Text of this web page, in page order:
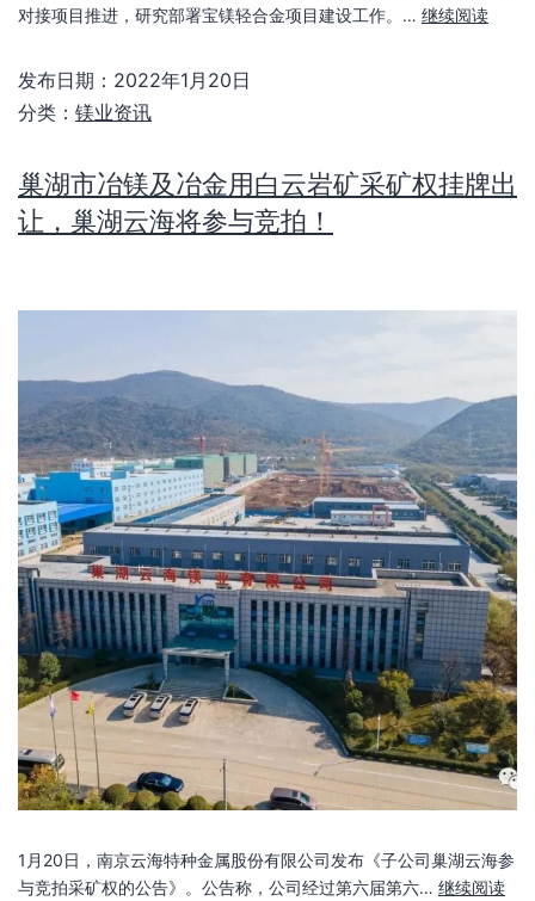
对接项目推进，研究部署宝镁轻合金项目建设工作。… 继续阅读
发布日期： 2022年1月20日
分类： 镁业资讯
巢湖市冶镁及冶金用白云岩矿采矿权挂牌出
让，巢湖云海将参与竞拍！
1月20日，南京云海特种金属股份有限公司发布《子公司巢湖云海参
与竞拍采矿权的公告》。公告称，公司经过第六届第六… 继续阅读